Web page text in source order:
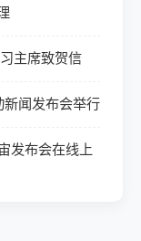
主席致贺信
闻发布会举行
发布会在线上